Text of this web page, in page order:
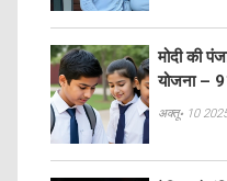
मोदी की
योजना –
अक्तू॰ 10